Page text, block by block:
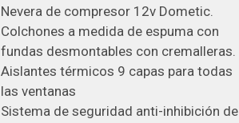
Nevera de compresor 12v Dometic.
Colchones a medida de espuma con
fundas desmontables con cremalleras.
Aislantes térmicos 9 capas para todas
las ventanas
Sistema de seguridad anti-inhibición de